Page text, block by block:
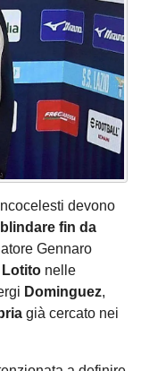
devono
fin da
Gennaro
Lotito nelle
Dominguez,
già cercato nei